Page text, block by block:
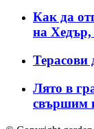
Как да
на Хедър,
Терасови
Лято в
свършим